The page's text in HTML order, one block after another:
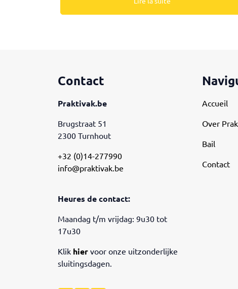
Contact
Praktivak.be
Brugstraat 51
2300 Turnhout
+32 (0)14-277990
info@praktivak.be
Heures de contact:
Maandag t/m vrijdag: 9u30 tot
17u30
Klik hier voor onze uitzonderlijke
sluitingsdagen.
Accueil
Over
Bail
Contact